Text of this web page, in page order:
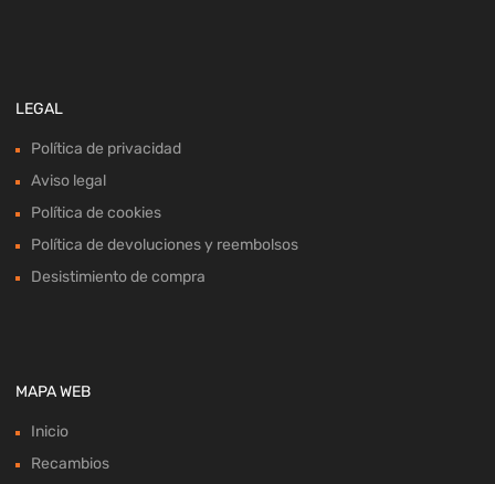
LEGAL
Política de privacidad
Aviso legal
Política de cookies
Política de devoluciones y reembolsos
Desistimiento de compra
MAPA WEB
Inicio
Recambios